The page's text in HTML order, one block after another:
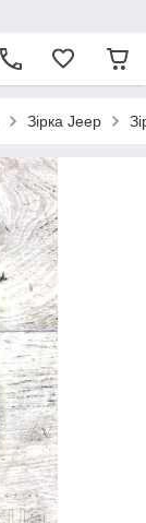
Зірка Jeep